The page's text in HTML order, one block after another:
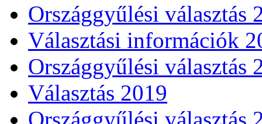
Országgyűlési választás
Választási információk
Országgyűlési választás
Választás 2019
Országgyűlési választás